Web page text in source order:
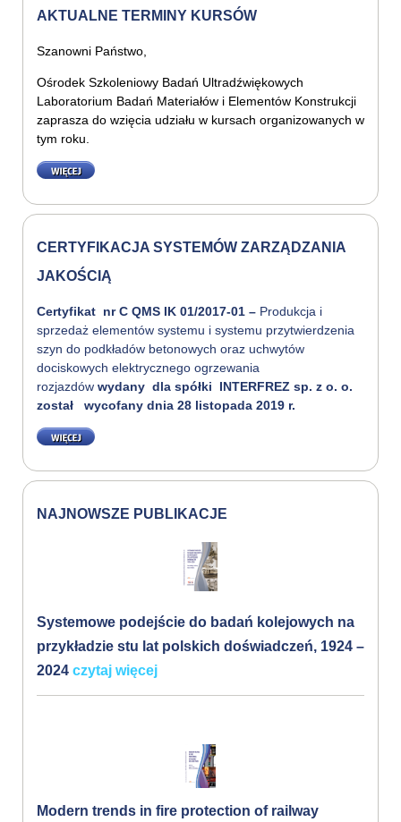
AKTUALNE TERMINY KURSÓW
Szanowni Państwo,
Ośrodek Szkoleniowy Badań Ultradźwiękowych
Laboratorium Badań Materiałów i Elementów Konstrukcji
zaprasza do wzięcia udziału w kursach organizowanych w
tym roku.
WIĘCEJ
CERTYFIKACJA SYSTEMÓW ZARZĄDZANIA
JAKOŚCIĄ
Certyfikat nr C QMS IK 01/2017-01 – Produkcja i
sprzedaż elementów systemu i systemu przytwierdzenia
szyn do podkładów betonowych oraz uchwytów
dociskowych elektrycznego ogrzewania
rozjazdów wydany dla spółki INTERFREZ sp. z o. o.
został wycofany dnia 28 listopada 2019 r.
WIĘCEJ
NAJNOWSZE PUBLIKACJE
Systemowe podejście do badań kolejowych na
przykładzie stu lat polskich doświadczeń, 1924 –
2024 czytaj więcej
Modern trends in fire protection of railway